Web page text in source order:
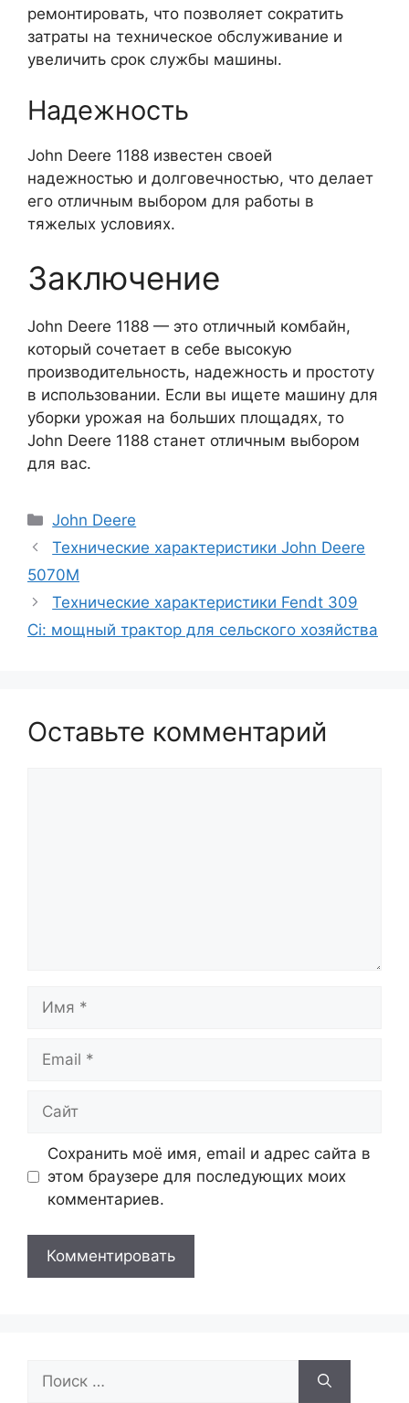
ремонтировать, что позволяет сократить
затраты на техническое обслуживание и
увеличить срок службы машины.
Надежность
John Deere 1188 известен своей
надежностью и долговечностью, что делает
его отличным выбором для работы в
тяжелых условиях.
Заключение
John Deere 1188 — это отличный комбайн,
который сочетает в себе высокую
производительность, надежность и простоту
в использовании. Если вы ищете машину для
уборки урожая на больших площадях, то
John Deere 1188 станет отличным выбором
для вас.
Рубрики
John Deere
Технические характеристики John Deere
5070M
Технические характеристики Fendt 309
Ci: мощный трактор для сельского хозяйства
Оставьте комментарий
Имя
Email
Сайт
Сохранить моё имя, email и адрес сайта в
этом браузере для последующих моих
комментариев.